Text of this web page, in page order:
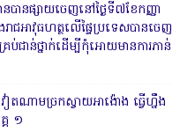
នបានផ្សាយចេញនៅថ្ងៃទី៧ខែកញ្ញា
ាជអាវុធហត្ថលើផ្ទៃប្រទេសបានចេញ
រប់ជាន់ថ្នាក់ដើម្បីកុំអោយមានការភាន់
ណាមច្រកស្វាយអាង៉ោង ធ្វើហ្នឹង
គ ១